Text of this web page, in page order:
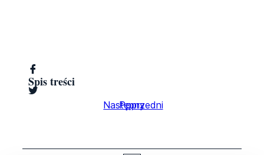
Spis treści
Poprzedni
Następny